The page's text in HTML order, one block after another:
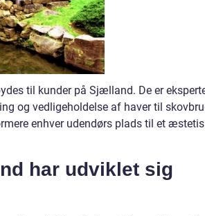
til kunder på Sjælland. De er
og vedligeholdelse af haver til
enhver udendørs plads til et
har udviklet sig